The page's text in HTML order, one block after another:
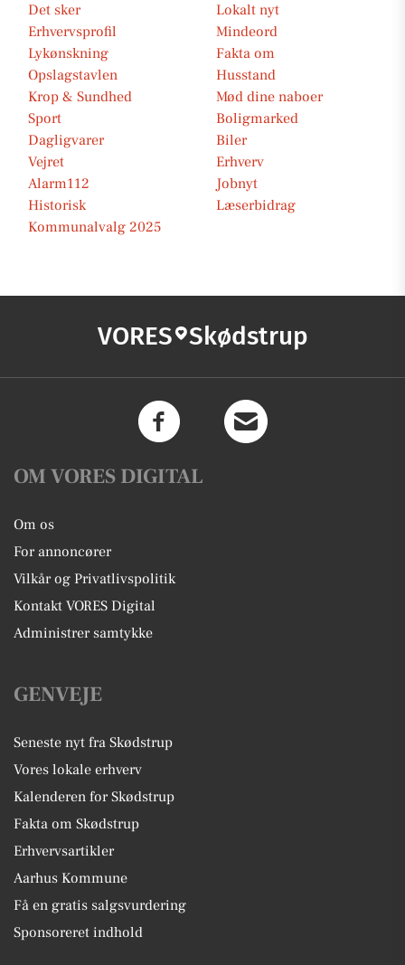
Det sker
Lokalt nyt
Erhvervsprofil
Mindeord
Lykønskning
Fakta om
Opslagstavlen
Husstand
Krop & Sundhed
Mød dine naboer
Sport
Boligmarked
Dagligvarer
Biler
Vejret
Erhverv
Alarm112
Jobnyt
Historisk
Læserbidrag
Kommunalvalg 2025
VORES Skødstrup
OM VORES DIGITAL
Om os
For annoncører
Vilkår og Privatlivspolitik
Kontakt VORES Digital
Administrer samtykke
GENVEJE
Seneste nyt fra Skødstrup
Vores lokale erhverv
Kalenderen for Skødstrup
Fakta om Skødstrup
Erhvervsartikler
Aarhus Kommune
Få en gratis salgsvurdering
Sponsoreret indhold